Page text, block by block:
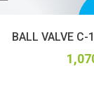
BALL VALVE